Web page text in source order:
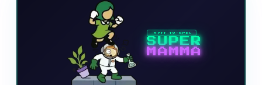
NYTT TV-SPEL
SUPER
MAMMA